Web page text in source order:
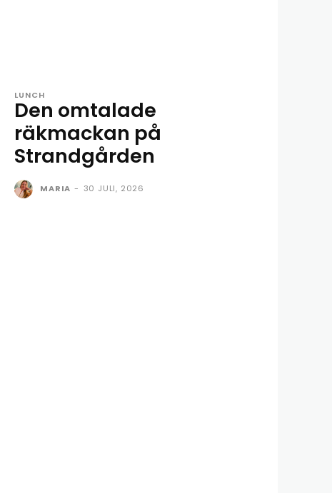
LUNCH
Den omtalade
räkmackan på
Strandgården
MARIA - 30 JULI, 2026